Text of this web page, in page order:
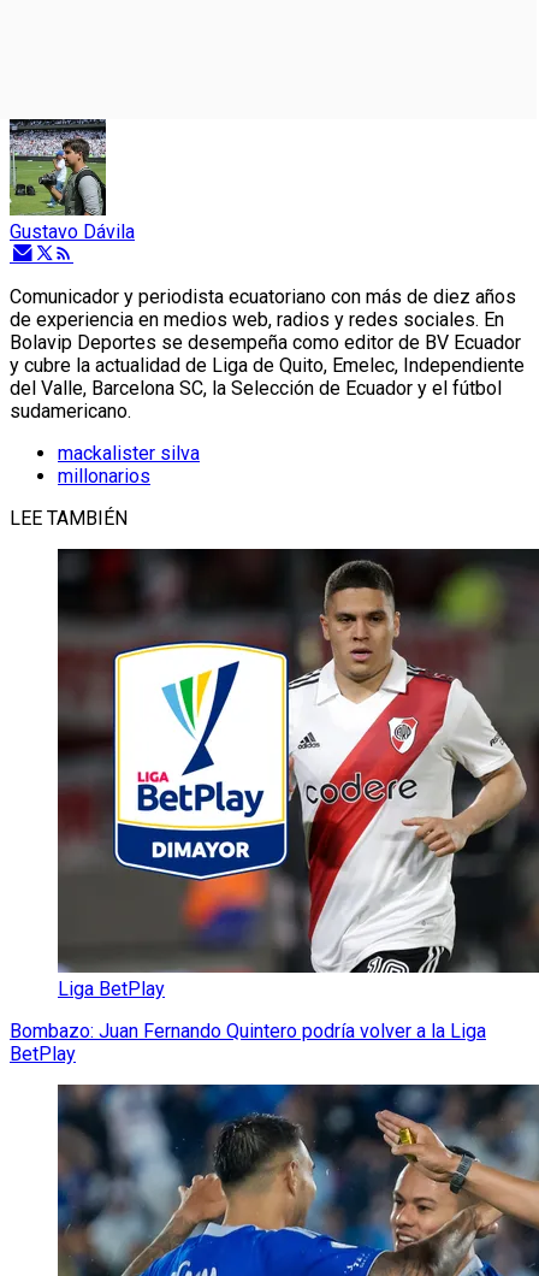
Gustavo Dávila
Comunicador y periodista ecuatoriano con más de diez años
de experiencia en medios web, radios y redes sociales. En
Bolavip Deportes se desempeña como editor de BV Ecuador
y cubre la actualidad de Liga de Quito, Emelec, Independiente
del Valle, Barcelona SC, la Selección de Ecuador y el fútbol
sudamericano.
mackalister silva
millonarios
LEE TAMBIÉN
Liga BetPlay
Bombazo: Juan Fernando Quintero podría volver a la Liga
BetPlay